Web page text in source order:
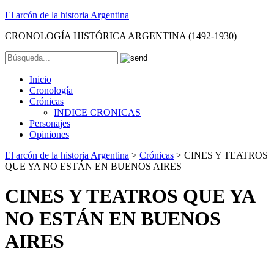
El arcón de la historia Argentina
CRONOLOGÍA HISTÓRICA ARGENTINA (1492-1930)
Inicio
Cronología
Crónicas
INDICE CRONICAS
Personajes
Opiniones
El arcón de la historia Argentina > Crónicas > CINES Y TEATROS
QUE YA NO ESTÁN EN BUENOS AIRES
CINES Y TEATROS QUE YA
NO ESTÁN EN BUENOS
AIRES